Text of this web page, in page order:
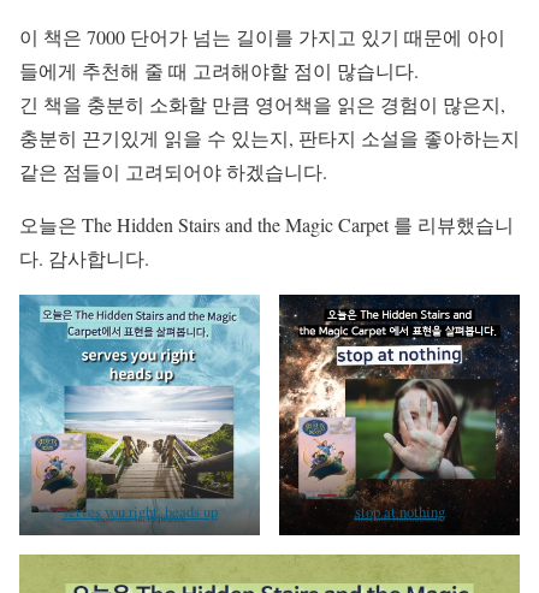
이 책은 7000 단어가 넘는 길이를 가지고 있기 때문에 아이
들에게 추천해 줄 때 고려해야할 점이 많습니다.
긴 책을 충분히 소화할 만큼 영어책을 읽은 경험이 많은지,
충분히 끈기있게 읽을 수 있는지, 판타지 소설을 좋아하는지
같은 점들이 고려되어야 하겠습니다.
오늘은 The Hidden Stairs and the Magic Carpet 를 리뷰했습니
다. 감사합니다.
serves you right, heads up stop at nothing